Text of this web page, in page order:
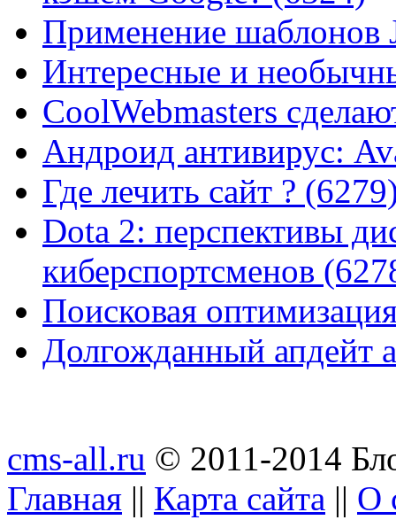
Применение шаблонов
Интересные и
CoolWebmasters
Андроид антивирус:
Где лечить сайт ?
Dota 2: перспективы
киберспортсменов
Поисковая
Долгожданный апдейт
cms-all.ru © 2011-2014
Главная || Карта сайта || О